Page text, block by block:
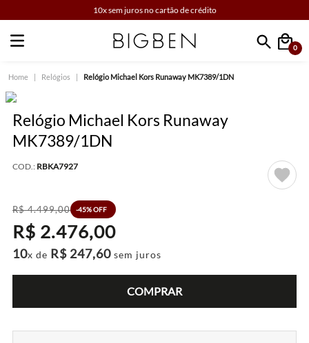
10x sem juros no cartão de crédito
Faça sua busca
0
Relógios Relógio Michael Kors Runaway MK7389/1DN
Relógio Michael Kors Runaway
MK7389/1DN
COD.: RBKA7927
R$ 4.499,00 -45%OFF
R$ 2.476,00
10x de R$ 247,60 sem juros
COMPRAR